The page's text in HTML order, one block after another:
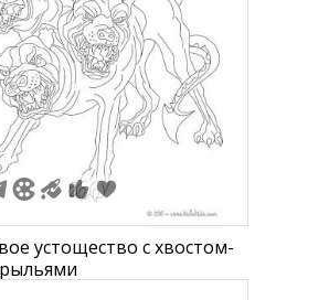
уcтощество с хвостом-